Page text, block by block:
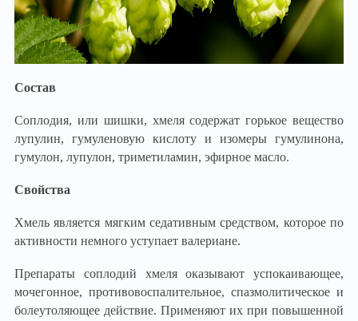
Состав
Соплодия, или шишки, хмеля содержат горькое вещество
лупулин, гумуленовую кислоту и изомеры гумулинона,
гумулон, лупулон, триметиламин, эфирное масло.
Свойства
Хмель является мягким седативным средством, которое по
активности немного уступает валериане.
Препараты соплодий хмеля оказывают успокаивающее,
мочегонное, противовоспалительное, спазмолитическое и
болеутоляющее действие. Применяют их при повышенной